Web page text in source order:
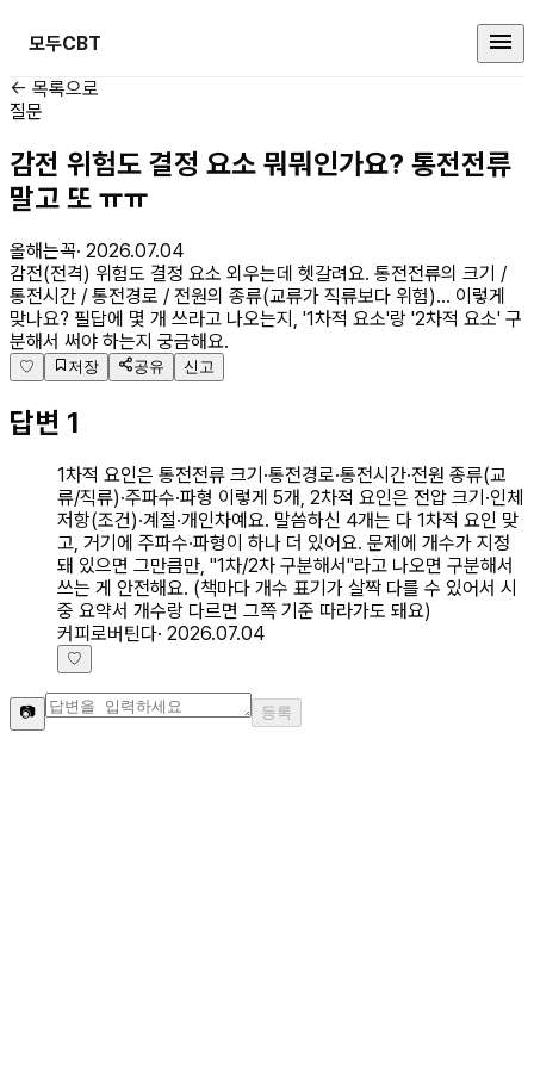
모두CBT
산업안전기사 커뮤니티
← 목록으로
질문
감전 위험도 결정 요소 뭐뭐인가요? 통전전류
말고 또 ㅠㅠ
올해는꼭· 2026.07.04
감전(전격) 위험도 결정 요소 외우는데 헷갈려요. 통전전류의 크기 /
통전시간 / 통전경로 / 전원의 종류(교류가 직류보다 위험)… 이렇게
맞나요? 필답에 몇 개 쓰라고 나오는지, '1차적 요소'랑 '2차적 요소' 구
분해서 써야 하는지 궁금해요.
♡ 저장 공유 신고
답변 1
1차적 요인은 통전전류 크기·통전경로·통전시간·전원 종류(교
류/직류)·주파수·파형 이렇게 5개, 2차적 요인은 전압 크기·인체
저항(조건)·계절·개인차예요. 말씀하신 4개는 다 1차적 요인 맞
고, 거기에 주파수·파형이 하나 더 있어요. 문제에 개수가 지정
돼 있으면 그만큼만, "1차/2차 구분해서"라고 나오면 구분해서
쓰는 게 안전해요. (책마다 개수 표기가 살짝 다를 수 있어서 시
중 요약서 개수랑 다르면 그쪽 기준 따라가도 돼요)
커피로버틴다· 2026.07.04
♡
📷 등록